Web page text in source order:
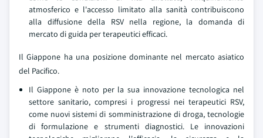
atmosferico e l'accesso limitato alla sanità contribuiscono
alla diffusione della RSV nella regione, la domanda di
mercato di guida per terapeutici efficaci.
Il Giappone ha una posizione dominante nel mercato asiatico
del Pacifico.
Il Giappone è noto per la sua innovazione tecnologica nel
settore sanitario, compresi i progressi nei terapeutici RSV,
come nuovi sistemi di somministrazione di droga, tecnologie
di formulazione e strumenti diagnostici. Le innovazioni